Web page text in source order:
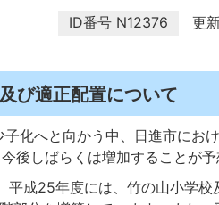
ID番号 N12376 更
び適正配置について
化へと向かう中、日進市にお
後しばらくは増加することが予
成25年度には、竹の山小学校